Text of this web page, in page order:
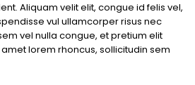
Aliquam velit elit, congue id felis vel,
vul ullamcorper risus nec
vel nulla congue, et pretium elit
lorem rhoncus, sollicitudin sem